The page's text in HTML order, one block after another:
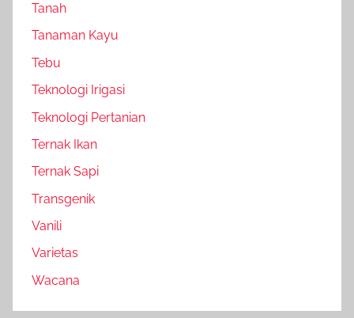
Tanah
Tanaman Kayu
Tebu
Teknologi Irigasi
Teknologi Pertanian
Ternak Ikan
Ternak Sapi
Transgenik
Vanili
Varietas
Wacana